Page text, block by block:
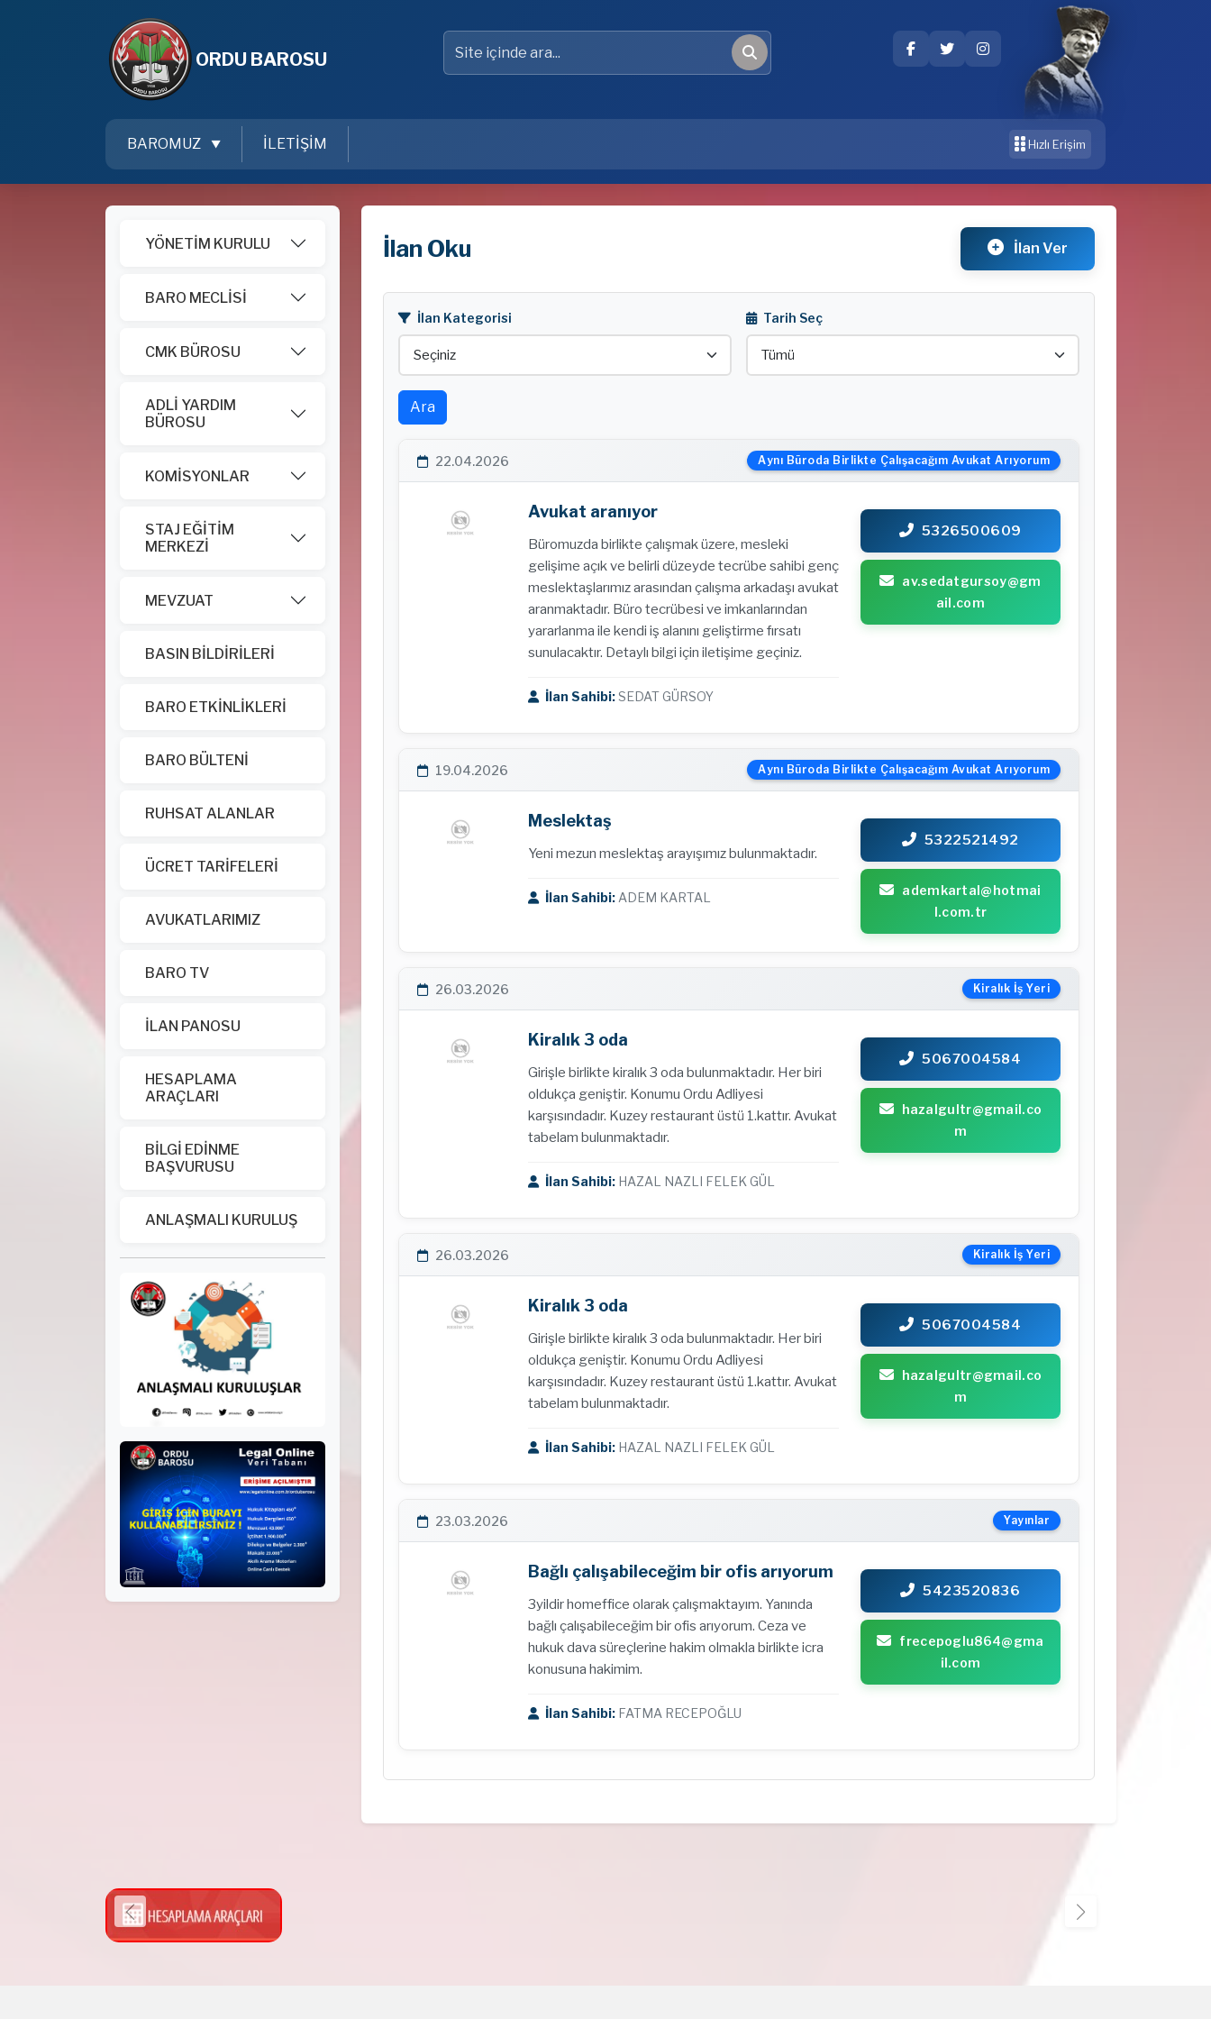
ORDU BAROSU
Site içinde ara
Ara
BAROMUZ İLETİŞİM Hızlı Erişim
YÖNETİM KURULU
BARO MECLİSİ
CMK BÜROSU
ADLİ YARDIM
BÜROSU
KOMİSYONLAR
STAJ EĞİTİM
MERKEZİ
MEVZUAT
BASIN BİLDİRİLERİ
BARO ETKİNLİKLERİ
BARO BÜLTENİ
RUHSAT ALANLAR
ÜCRET TARİFELERİ
AVUKATLARIMIZ
BARO TV
İLAN PANOSU
HESAPLAMA
ARAÇLARI
BİLGİ EDİNME
BAŞVURUSU
ANLAŞMALI KURULUŞ
İlan Oku İlan Ver
İlan Kategorisi Tarih Seç
Ara
22.04.2026 Aynı Büroda Birlikte Çalışacağım Avukat Arıyorum
Avukat aranıyor
Büromuzda birlikte çalışmak üzere, mesleki
gelişime açık ve belirli düzeyde tecrübe sahibi genç
meslektaşlarımız arasından çalışma arkadaşı avukat
aranmaktadır. Büro tecrübesi ve imkanlarından
yararlanma ile kendi iş alanını geliştirme fırsatı
sunulacaktır. Detaylı bilgi için iletişime geçiniz.
İlan Sahibi:SEDAT GÜRSOY
5326500609
av.sedatgursoy@gm
ail.com
19.04.2026 Aynı Büroda Birlikte Çalışacağım Avukat Arıyorum
Meslektaş
Yeni mezun meslektaş arayışımız bulunmaktadır.
İlan Sahibi:ADEM KARTAL
5322521492
ademkartal@hotmai
l.com.tr
26.03.2026 Kiralık İş Yeri
Kiralık 3 oda
Girişle birlikte kiralık 3 oda bulunmaktadır. Her biri
oldukça geniştir. Konumu Ordu Adliyesi
karşısındadır. Kuzey restaurant üstü 1.kattır. Avukat
tabelam bulunmaktadır.
İlan Sahibi:HAZAL NAZLI FELEK GÜL
5067004584
hazalgultr@gmail.co
m
26.03.2026 Kiralık İş Yeri
Kiralık 3 oda
Girişle birlikte kiralık 3 oda bulunmaktadır. Her biri
oldukça geniştir. Konumu Ordu Adliyesi
karşısındadır. Kuzey restaurant üstü 1.kattır. Avukat
tabelam bulunmaktadır.
İlan Sahibi:HAZAL NAZLI FELEK GÜL
5067004584
hazalgultr@gmail.co
m
23.03.2026 Yayınlar
Bağlı çalışabileceğim bir ofis arıyorum
3yildir homeffice olarak çalışmaktayım. Yanında
bağlı çalışabileceğim bir ofis arıyorum. Ceza ve
hukuk dava süreçlerine hakim olmakla birlikte icra
konusuna hakimim.
İlan Sahibi:FATMA RECEPOĞLU
5423520836
frecepoglu864@gma
il.com